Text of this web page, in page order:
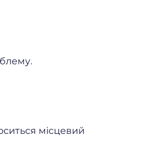
місцевий